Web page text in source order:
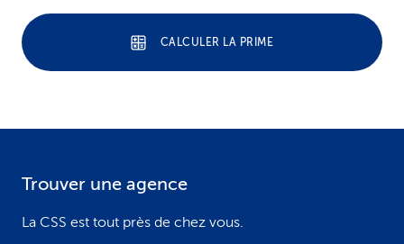
CALCULER LA PRIME
Trouver une agence
La CSS est tout près de chez vous.